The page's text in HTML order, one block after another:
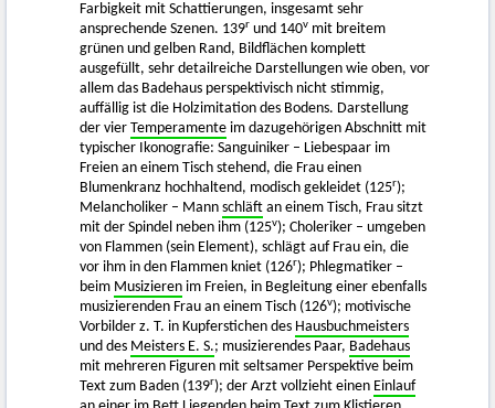
Farbigkeit mit Schattierungen, insgesamt sehr
ansprechende Szenen. 139r und 140v mit breitem
grünen und gelben Rand, Bildflächen komplett
ausgefüllt, sehr detailreiche Darstellungen wie oben, vor
allem das Badehaus perspektivisch nicht stimmig,
auffällig ist die Holzimitation des Bodens. Darstellung
der vier Temperamente im dazugehörigen Abschnitt mit
typischer Ikonografie: Sanguiniker – Liebespaar im
Freien an einem Tisch stehend, die Frau einen
Blumenkranz hochhaltend, modisch gekleidet (125r);
Melancholiker – Mann schläft an einem Tisch, Frau sitzt
mit der Spindel neben ihm (125v); Choleriker – umgeben
von Flammen (sein Element), schlägt auf Frau ein, die
vor ihm in den Flammen kniet (126r); Phlegmatiker –
beim Musizieren im Freien, in Begleitung einer ebenfalls
musizierenden Frau an einem Tisch (126v); motivische
Vorbilder z. T. in Kupferstichen des Hausbuchmeisters
und des Meisters E. S.; musizierendes Paar, Badehaus
mit mehreren Figuren mit seltsamer Perspektive beim
Text zum Baden (139r); der Arzt vollzieht einen Einlauf